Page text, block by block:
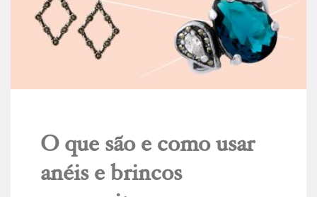
O que são e como usar
anéis e brincos